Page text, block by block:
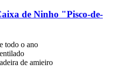
de Ninho "Pisco-​de-​
todo o ano
de amieiro